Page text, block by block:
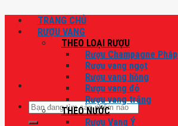
Tìm
kiếm:
TRANG CHỦ
RƯỢU VANG
THEO LOẠI RƯỢU
Rượu Champagne Pháp
Rượu vang ngọt
Rượu vang hồng
Rượu vang đỏ
Rượu vang trắng
THEO NƯỚC
Rượu Vang Ý